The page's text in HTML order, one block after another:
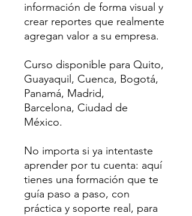
información de forma visual y
crear reportes que realmente
agregan valor a su empresa.
Curso disponible para Quito,
Guayaquil, Cuenca, Bogotá,
Panamá, Madrid,
Barcelona, Ciudad de
México.
No importa si ya intentaste
aprender por tu cuenta: aquí
tienes una formación que te
guía paso a paso, con
práctica y soporte real, para